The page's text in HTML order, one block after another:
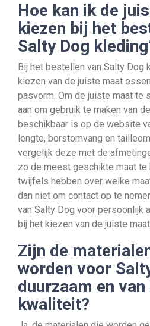
Hoe kan ik de
kiezen bij het
Salty Dog
Bij het bestellen van Salty Dog
kiezen van de juiste maat
pasvorm. Om de juiste maat te
aan om gebruik te maken van
beschikbaar is op de website
lengte, borstomvang en
vergelijk deze met de
zo de meest geschikte maat te
twijfels hebben over welke
dan niet om contact op te
van Salty Dog voor persoonlijk
bij het kiezen van de juiste
Zijn de
worden voor
duurzaam en van
kwaliteit?